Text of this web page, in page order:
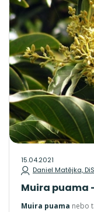
15.04.2021
Daniel Matějka, DiS
Muira puama
Muira puama nebo